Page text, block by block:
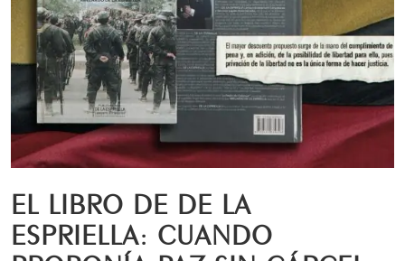
EL LIBRO DE DE LA
ESPRIELLA: CUANDO